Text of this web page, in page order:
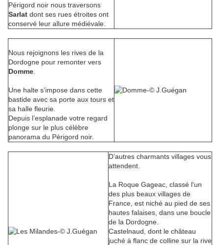
Périgord noir nous traversons
Sarlat dont ses rues étroites ont
conservé leur allure médiévale.
Nous rejoignons les rives de la
Dordogne pour remonter vers
Domme
Une halte s’impose dans cette
bastide avec sa porte aux tours et
sa halle fleurie.
Depuis l’esplanade votre regard
plonge sur le plus célèbre
panorama du Périgord noir.
D’autres charmants villages vous
attendent.
La Roque Gageac, classé l'un
des plus beaux villages de
France, est niché au pied de ses
hautes falaises, dans une boucle
de la Dordogne.
Castelnaud, dont le château
juché à flanc de colline sur la rive